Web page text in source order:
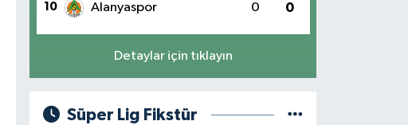
10 Alanyaspor 0 0
Detaylar için tıklayın
Süper Lig Fikstür